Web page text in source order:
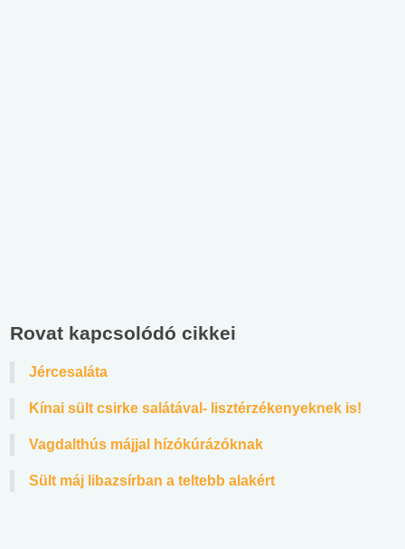
Rovat kapcsolódó cikkei
Jércesaláta
Kínai sült csirke salátával- lisztérzékenyeknek is!
Vagdalthús májjal hízókúrázóknak
Sült máj libazsírban a teltebb alakért